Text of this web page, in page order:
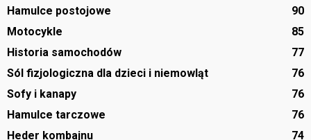
Hamulce postojowe
90
Motocykle
85
Historia samochodów
77
Sól fizjologiczna dla dzieci i niemowląt
76
Sofy i kanapy
76
Hamulce tarczowe
76
Heder kombajnu
74